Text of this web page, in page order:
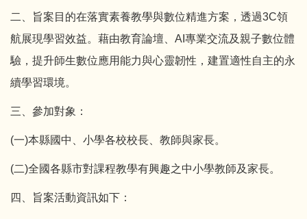
二、旨案目的在落實素養教學與數位精進方案，透過3C領
航展現學習效益。藉由教育論壇、AI專業交流及親子數位體
驗，提升師生數位應用能力與心靈韌性，建置適性自主的永
續學習環境。
三、參加對象：
(一)本縣國中、小學各校校長、教師與家長。
(二)全國各縣市對課程教學有興趣之中小學教師及家長。
四、旨案活動資訊如下：